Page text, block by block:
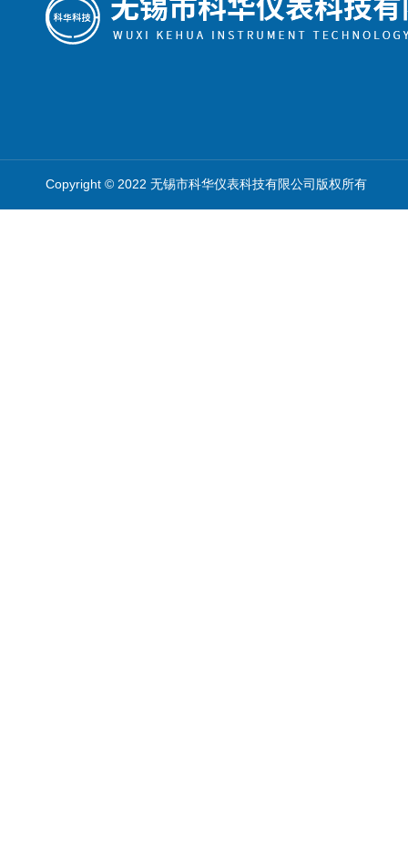
Copyright © 2022 无锡市科华仪表科技有限公司版权所有